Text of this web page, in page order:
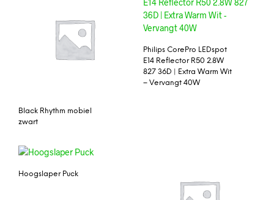
Black Rhythm mobiel
zwart
Philips CorePro LEDspot
E14 Reflector R50 2.8W
827 36D | Extra Warm Wit
– Vervangt 40W
Hoogslaper Puck